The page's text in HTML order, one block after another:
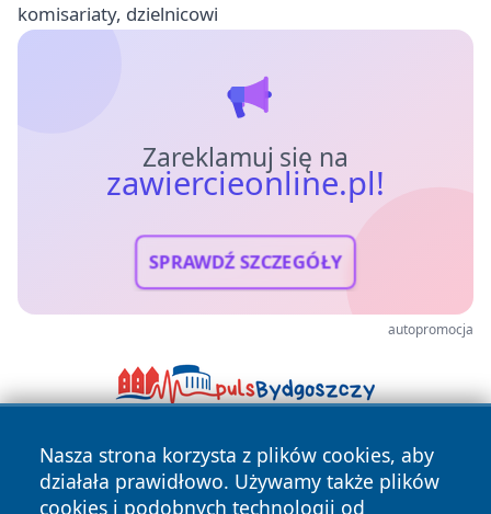
komisariaty, dzielnicowi
Zareklamuj się na
zawiercieonline.pl!
SPRAWDŹ SZCZEGÓŁY
autopromocja
Nasza strona korzysta z plików cookies, aby
działała prawidłowo. Używamy także plików
cookies i podobnych technologii od